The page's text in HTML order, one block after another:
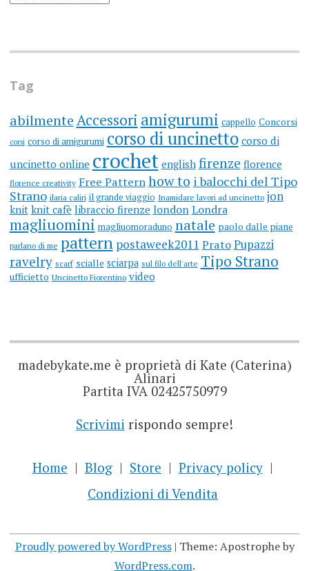
(ARGH)
Tag
abilmenteAccessori amigurumi cappello Concorsi
corsi corso di amigurumi corso di uncinetto corso di
uncinetto online crochet english firenze florence
florence creativity Free Pattern how to i balocchi del Tipo
Strano ilaria caliri il grande viaggio Inamidare lavori ad uncinetto jon
knit knit cafè libraccio firenze london Londra
magliuomini magliuomoraduno natale paolo dalle piane
parlano di me pattern postaweek2011 Prato Pupazzi
ravelry scarf scialle sciarpa sul filo dell'arte Tipo Strano
ufficietto Uncinetto Fiorentino video
madebykate.me è proprietà di Kate (Caterina)
Alinari
Partita IVA 02425750979
Scrivimi rispondo sempre!
Home Blog Store
Privacy policy
Condizioni di Vendita
Proudly powered by WordPress | Theme: Apostrophe by
WordPress.com.